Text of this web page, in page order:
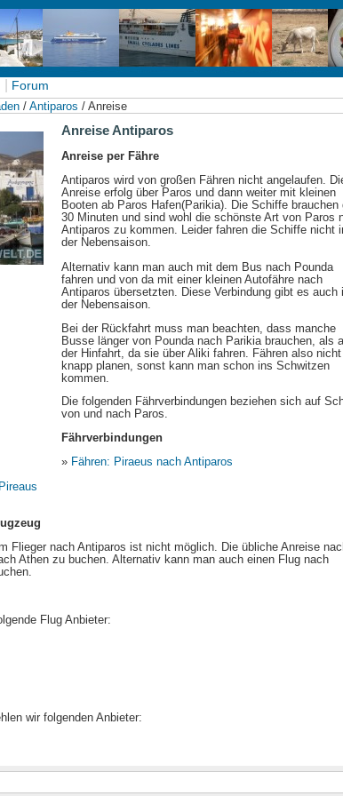
Forum
/ Antiparos / Anreise
Anreise Antiparos
Anreise per Fähre
Antiparos wird von großen Fähren nicht angelaufen.
Anreise erfolg über Paros und dann weiter mit kleinen
Booten ab Paros Hafen(Parikia). Die Schiffe brauchen
30 Minuten und sind wohl die schönste Art von Paros
Antiparos zu kommen. Leider fahren die Schiffe nicht
der Nebensaison.
Alternativ kann man auch mit dem Bus nach Pounda
fahren und von da mit einer kleinen Autofähre nach
Antiparos übersetzten. Diese Verbindung gibt es auch
der Nebensaison.
Bei der Rückfahrt muss man beachten, dass manche
Busse länger von Pounda nach Parikia brauchen, als
der Hinfahrt, da sie über Aliki fahren. Fähren also
knapp planen, sonst kann man schon ins Schwitzen
kommen.
Die folgenden Fährverbindungen beziehen sich auf
von und nach Paros.
Fährverbindungen
» Fähren: Piraeus nach Antiparos
Flieger nach Antiparos ist nicht möglich. Die übliche Anreise
Athen zu buchen. Alternativ kann man auch einen Flug nach
Flug Anbieter:
wir folgenden Anbieter: